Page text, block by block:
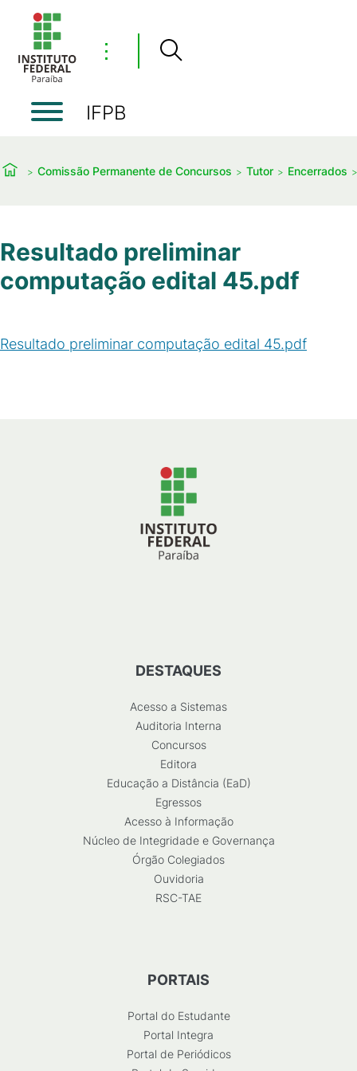
⋮
IFPB
Comissão Permanente de Concursos Tutor Encerrados
Resultado preliminar
computação edital 45.pdf
Resultado preliminar computação edital 45.pdf
DESTAQUES
Acesso a Sistemas
Auditoria Interna
Concursos
Editora
Educação a Distância (EaD)
Egressos
Acesso à Informação
Núcleo de Integridade e Governança
Órgão Colegiados
Ouvidoria
RSC-TAE
PORTAIS
Portal do Estudante
Portal Integra
Portal de Periódicos